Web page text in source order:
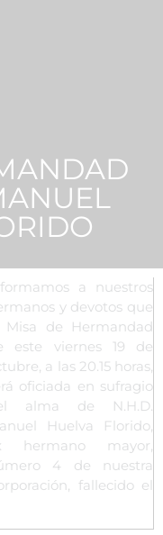
a nuestros
y devotos que
Misa de Hermandad
este viernes 19 de
a las 20.15 horas,
oficiada en sufragio
alma de N.H.D.
Huelva Florido,
hermano mayor,
4 de nuestra
fallecido el